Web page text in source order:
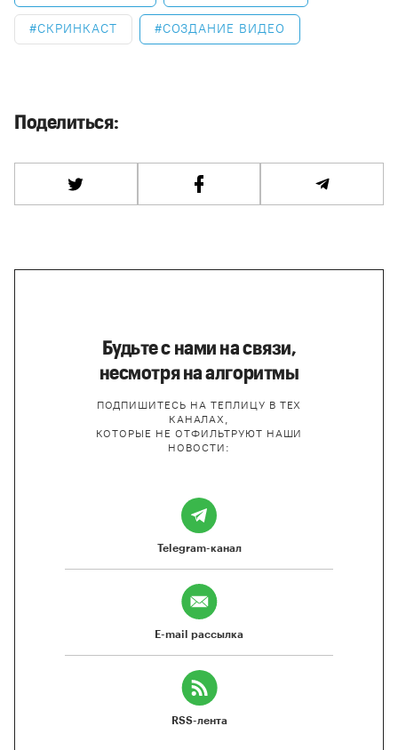
СКРИНКАСТ СОЗДАНИЕ ВИДЕО
Поделиться:
Будьте с нами на связи,
несмотря на алгоритмы
ПОДПИШИТЕСЬ НА ТЕПЛИЦУ В ТЕХ
КАНАЛАХ,
КОТОРЫЕ НЕ ОТФИЛЬТРУЮТ НАШИ
НОВОСТИ:
Telegram-канал
E-mail рассылка
RSS-лента